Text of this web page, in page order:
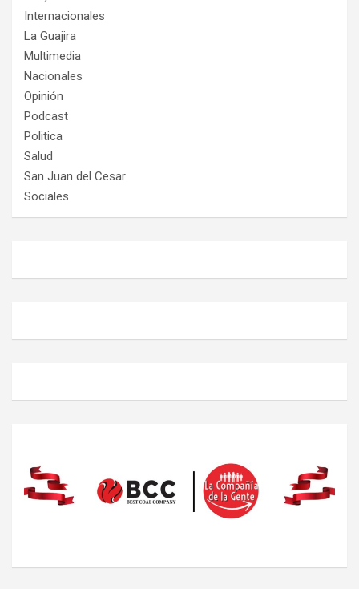
Internacionales
La Guajira
Multimedia
Nacionales
Opinión
Podcast
Politica
Salud
San Juan del Cesar
Sociales